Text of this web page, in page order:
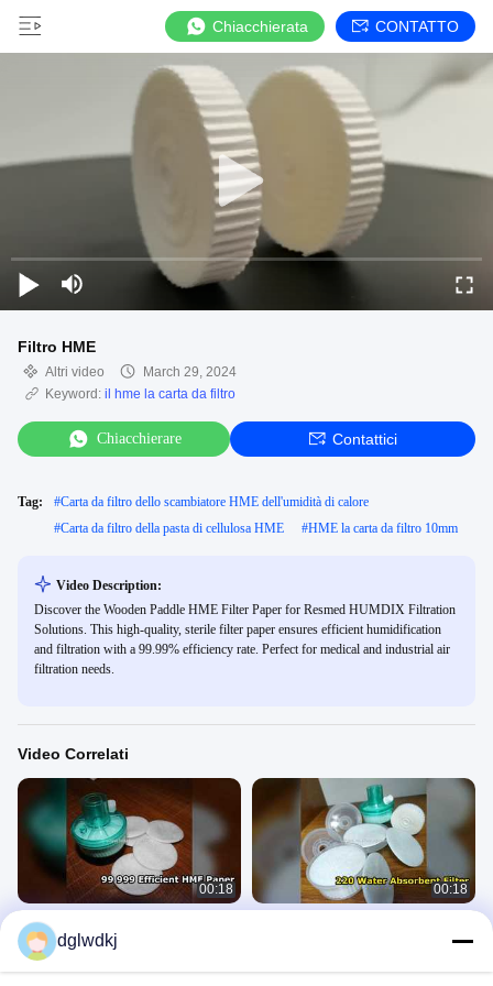
Chiacchierata CONTATTO
Filtro HME
Altri video
March 29, 2024
Keyword: il hme la carta da filtro
Chiacchierare Contattici
Tag: #Carta da filtro dello scambiatore HME dell'umidità di calore
#Carta da filtro della pasta di cellulosa HME #HME la carta da filtro 10mm
Video Description:
Discover the Wooden Paddle HME Filter Paper for Resmed HUMDIX Filtration
Solutions. This high-quality, sterile filter paper ensures efficient humidification
and filtration with a 99.99% efficiency rate. Perfect for medical and industrial air
filtration needs.
Video Correlati
00:18
Carta da filtro HME 99,999% Efficace
220% Assorbimento d'acqua
Carta Da Filtro HME
00:18
dglwdkj